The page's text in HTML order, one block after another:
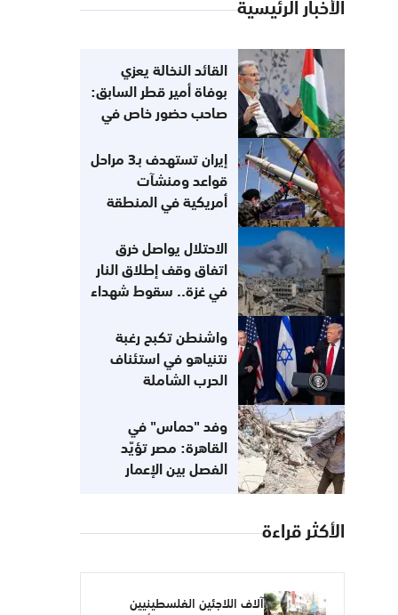
الأخبار الرئيسية
القائد النخالة يعزي
بوفاة أمير قطر السابق:
صاحب حضور خاص في
إيران تستهدف بـ3 مراحل
قواعد ومنشآت
أمريكية في المنطقة
الاحتلال يواصل خرق
اتفاق وقف إطلاق النار
في غزة.. سقوط شهداء
واشنطن تكبح رغبة
نتنياهو في استئناف
الحرب الشاملة
وفد "حماس" في
القاهرة: مصر تؤيّد
الفصل بين الإعمار
الأكثر قراءة
آلاف اللاجئين الفلسطينيين